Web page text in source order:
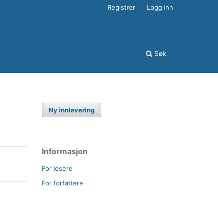
Søk
Registrer Logg inn
Ny innlevering
Informasjon
For lesere
For forfattere